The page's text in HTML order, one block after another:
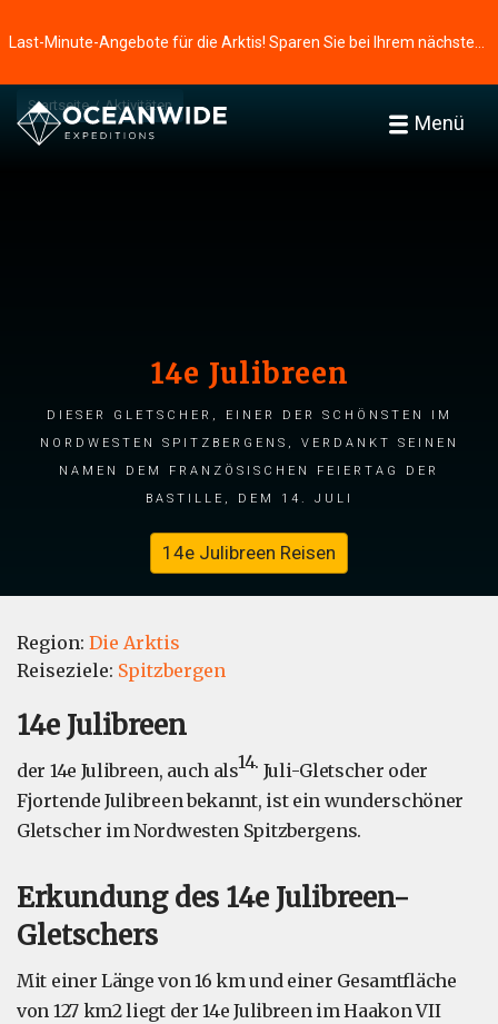
Menü
Startseite Aktivitäten
14e Julibreen
Dieser Gletscher, einer der schönsten im
Nordwesten Spitzbergens, verdankt seinen
Namen dem französischen Feiertag der
Bastille, dem 14. Juli
14e Julibreen Reisen
Region: Die Arktis
Reiseziele: Spitzbergen
14e Julibreen
der 14e Julibreen, auch als14. Juli-Gletscher oder
Fjortende Julibreen bekannt, ist ein wunderschöner
Gletscher im Nordwesten Spitzbergens.
Erkundung des 14e Julibreen-
Gletschers
Mit einer Länge von 16 km und einer Gesamtfläche
von 127 km2 liegt der 14e Julibreen im Haakon VII